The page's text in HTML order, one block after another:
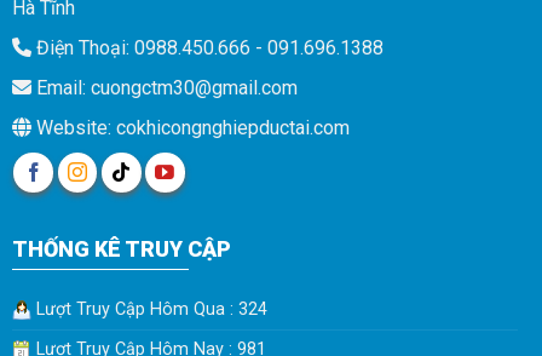
Hà Tĩnh
Điện Thoại: 0988.450.666 - 091.696.1388
Email: cuongctm30@gmail.com
Website: cokhicongnghiepductai.com
THỐNG KÊ TRUY CẬP
Lượt Truy Cập Hôm Qua : 324
Lượt Truy Cập Hôm Nay : 981